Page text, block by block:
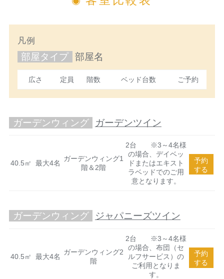
凡例
部屋タイプ 部屋名
広さ 定員 階数 ベッド台数 ご予約
ガーデンウィング ガーデンツイン
40.5㎡ 最大4名
ガーデンウィング1
階＆2階
2台 ※3～4名様
の場合、デイベッ
ドまたはエキスト
ラベッドでのご用
意となります。
予約
する
ガーデンウィング ジャパニーズツイン
40.5㎡ 最大4名
ガーデンウィング2
階
2台 ※3～4名様
の場合、布団（セ
ルフサービス）の
ご利用となりま
す。
予約
する